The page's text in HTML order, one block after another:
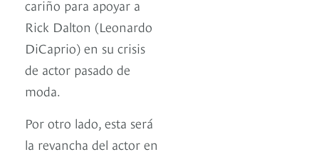
cariño para apoyar a
Rick Dalton (Leonardo
DiCaprio) en su crisis
de actor pasado de
moda.
Por otro lado, esta será
la revancha del actor en